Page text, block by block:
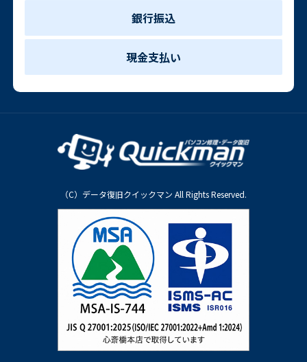
銀行振込
現金支払い
（C）データ復旧クイックマン All Rights Reserved.